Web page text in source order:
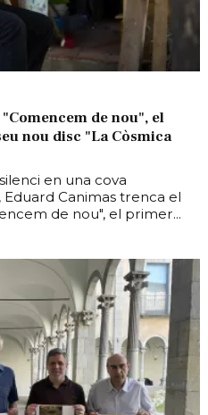
de nou", el
nou disc "La Còsmica
en una cova
Canimas trenca el
de nou", el primer...